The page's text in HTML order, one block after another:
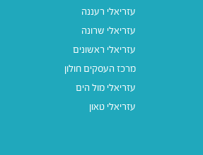
עזריאלי רעננה
עזריאלי שרונה
עזריאלי ראשונים
מרכז העסקים חולון
עזריאלי מול הים
עזריאלי טאון